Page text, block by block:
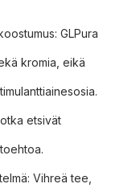
GLPura
kromia, eikä
etsivät
Vihreä tee,